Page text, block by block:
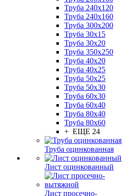
Труба 240x120
Труба 240x160
Труба 300x200
Труба 30x15
Труба 30x20
Труба 350x250
Труба 40x20
Труба 40x25
Труба 50x25
Труба 50x30
Труба 60x30
Труба 60x40
Труба 80x40
Труба 80x60
+ ЕЩЕ 24
Труба оцинкованная
Лист оцинкованный
Лист просечно-